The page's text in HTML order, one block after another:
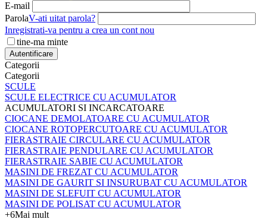
E-mail
ParolaV-ati uitat parola?
Inregistrati-va pentru a crea un cont nou
tine-ma minte
Autentificare
Categorii
Categorii
SCULE
SCULE ELECTRICE CU ACUMULATOR
ACUMULATORI SI INCARCATOARE
CIOCANE DEMOLATOARE CU ACUMULATOR
CIOCANE ROTOPERCUTOARE CU ACUMULATOR
FIERASTRAIE CIRCULARE CU ACUMULATOR
FIERASTRAIE PENDULARE CU ACUMULATOR
FIERASTRAIE SABIE CU ACUMULATOR
MASINI DE FREZAT CU ACUMULATOR
MASINI DE GAURIT SI INSURUBAT CU ACUMULATOR
MASINI DE SLEFUIT CU ACUMULATOR
MASINI DE POLISAT CU ACUMULATOR
+6Mai mult